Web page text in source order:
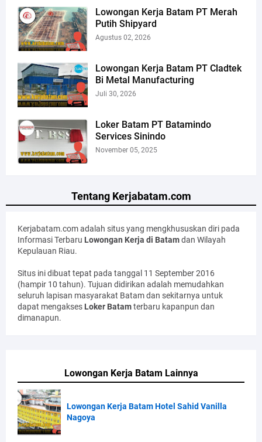
Lowongan Kerja Batam PT Merah
Putih Shipyard
Agustus 02, 2026
Lowongan Kerja Batam PT Cladtek
Bi Metal Manufacturing
Juli 30, 2026
Loker Batam PT Batamindo
Services Sinindo
November 05, 2025
Tentang Kerjabatam.com
Kerjabatam.com adalah situs yang mengkhususkan diri pada
Informasi Terbaru Lowongan Kerja di Batamdan Wilayah
Kepulauan Riau.
Situs ini dibuat tepat pada tanggal 11 September 2016
(hampir 10 tahun). Tujuan didirikan adalah memudahkan
seluruh lapisan masyarakat Batam dan sekitarnya untuk
dapat mengakses Loker Batamterbaru kapanpun dan
dimanapun.
Lowongan Kerja Batam Lainnya
Lowongan Kerja Batam Hotel Sahid Vanilla
Nagoya